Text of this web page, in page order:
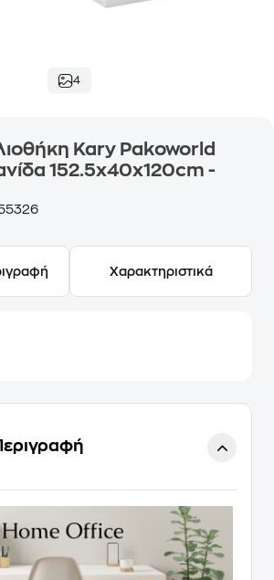
4
Kary Pakoworld
152.5x40x120cm -
Χαρακτηριστικά